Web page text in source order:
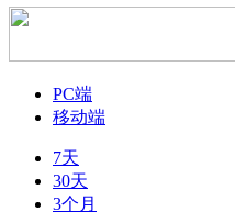
PC端
移动端
7天
30天
3个月